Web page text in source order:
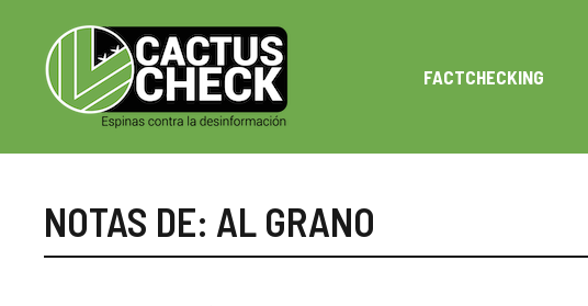
contenido
FACTCHECKING
NOTAS DE: AL GRANO